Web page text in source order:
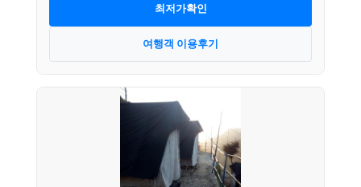
최저가확인
여행객 이용후기